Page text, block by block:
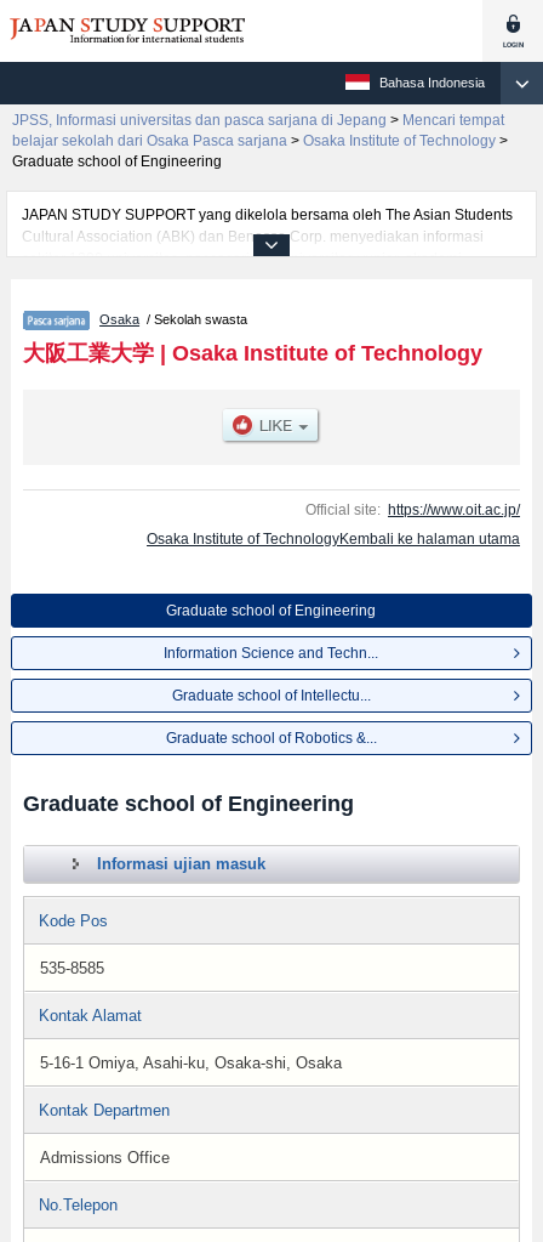
Bahasa Indonesia
JPSS, Informasi universitas dan pasca sarjana di Jepang > Mencari tempat
belajar sekolah dari Osaka Pasca sarjana > Osaka Institute of Technology >
Graduate school of Engineering
JAPAN STUDY SUPPORT yang dikelola bersama oleh The Asian Students
Cultural Association (ABK) dan Benesse Corp. menyediakan informasi
sekitar 1300 universitas, pascasarjana, universitas yunior, akademi
informasi per jurusan riset seperti %% research %%, serta berbagai
informasi yang berguna bagi mahasiswa(i) mancanegara seperti kuota
untuk jumlah pendaftar dan jumlah kelulusan ujian masuk mahasiswa(i)
jalan, dan lainnya. Silakan memanfaatkannya.
Osaka / Sekolah swasta
大阪工業大学| Osaka Institute of Technology
Official site: https://www.oit.ac.jp/
Osaka Institute of TechnologyKembali ke halaman utama
Graduate school of Engineering
Information Science and Techn...
Graduate school of Intellectu...
Graduate school of Robotics &...
Graduate school of Engineering
Informasi ujian masuk
Kode Pos
535-8585
Kontak Alamat
5-16-1 Omiya, Asahi-ku, Osaka-shi, Osaka
Kontak Departmen
Admissions Office
No.Telepon